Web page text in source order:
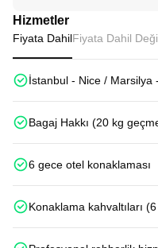
Hizmetler
Fiyata DahilFiyata Dahil
İstanbul - Nice / Marsilya
Bagaj Hakkı (20 kg
6 gece otel konaklaması
Konaklama kahvaltıları